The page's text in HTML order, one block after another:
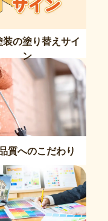
装の塗り替えサイ
ン
質へのこだわり